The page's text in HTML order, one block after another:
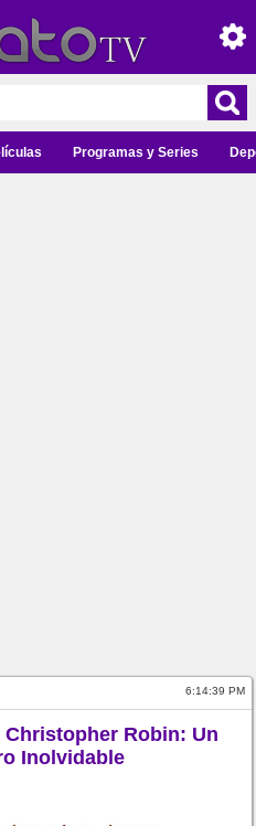
Programas y Series
6:14:39 PM
Robin: Un
Inolvidable